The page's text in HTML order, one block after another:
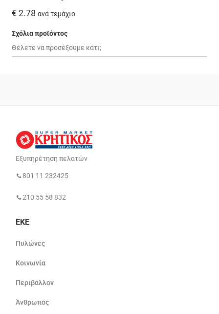
€ 2.78 ανά τεμάχιο
Σχόλια προϊόντος
Εξυπηρέτηση πελατών
801 11 232425
210 55 58 832
ΕΚΕ
Πυλώνες
Κοινωνία
Περιβάλλον
Άνθρωπος